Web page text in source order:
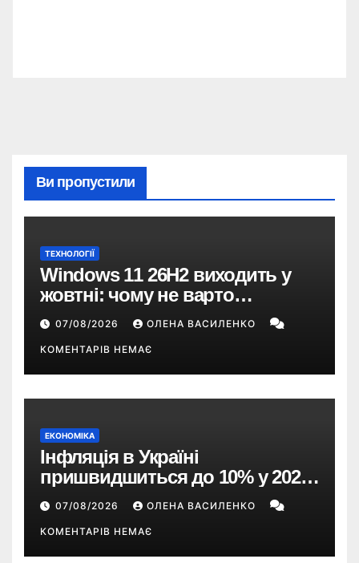
Ви пропустили
ТЕХНОЛОГІЇ
Windows 11 26H2 виходить у
жовтні: чому не варто
пропускати це оновлення
07/08/2026 ОЛЕНА ВАСИЛЕНКО
КОМЕНТАРІВ НЕМАЄ
ЕКОНОМІКА
Інфляція в Україні
пришвидшиться до 10% у 2026
році — прогноз НБУ
07/08/2026 ОЛЕНА ВАСИЛЕНКО
КОМЕНТАРІВ НЕМАЄ